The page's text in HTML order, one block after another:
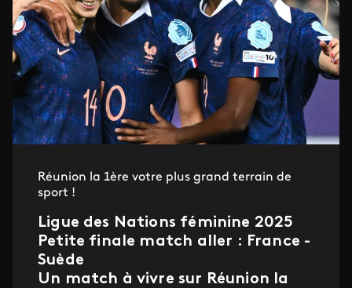
Réunion la 1ère votre plus grand terrain de
sport !
Ligue des Nations féminine 2025
Petite finale match aller : France -
Suède
Un match à vivre sur Réunion la